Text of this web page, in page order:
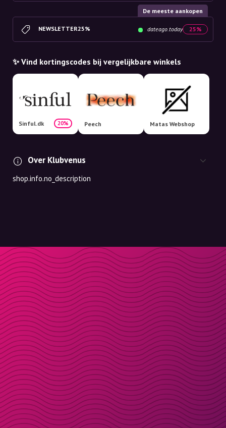
De meeste aankopen
NEWSLETTER25% dateago.today 25%
✨ Vind kortingscodes bij vergelijkbare winkels
Sinful.dk 20% Peech Matas Webshop
Over Klubvenus
shop.info.no_description